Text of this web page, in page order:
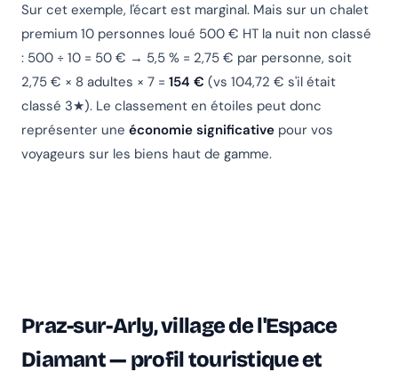
Sur cet exemple, l'écart est marginal. Mais sur un chalet
premium 10 personnes loué 500 € HT la nuit non classé
: 500 ÷ 10 = 50 € → 5,5 % = 2,75 € par personne, soit
2,75 € × 8 adultes × 7 = 154 € (vs 104,72 € s'il était
classé 3★). Le classement en étoiles peut donc
représenter une économie significative pour vos
voyageurs sur les biens haut de gamme.
Praz-sur-Arly, village de l'Espace
Diamant — profil touristique et